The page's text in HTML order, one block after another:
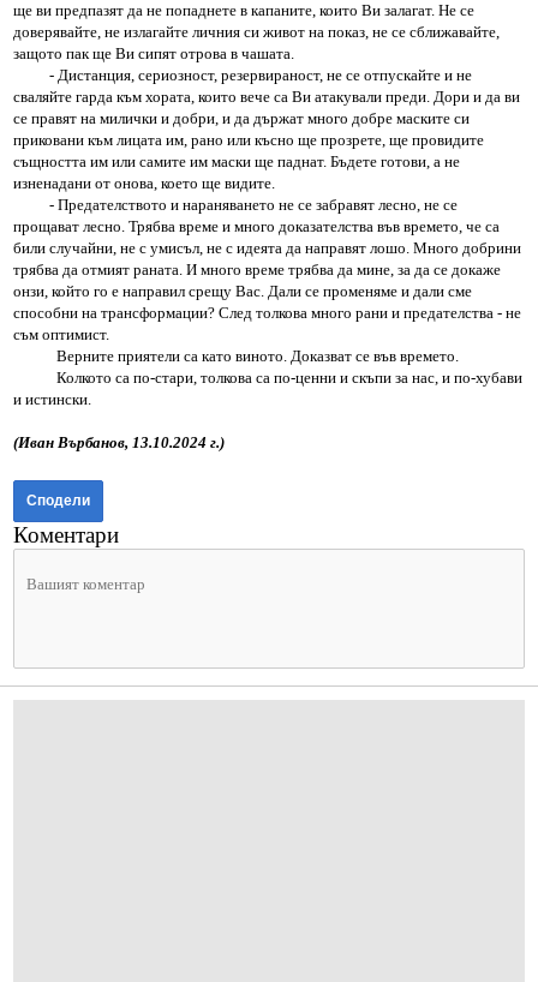
ще ви предпазят да не попаднете в капаните, които Ви залагат. Не се
доверявайте, не излагайте личния си живот на показ, не се сближавайте,
защото пак ще Ви сипят отрова в чашата.
- Дистанция, сериозност, резервираност, не се отпускайте и не
сваляйте гарда към хората, които вече са Ви атакували преди. Дори и да ви
се правят на милички и добри, и да държат много добре маските си
приковани към лицата им, рано или късно ще прозрете, ще провидите
същността им или самите им маски ще паднат. Бъдете готови, а не
изненадани от онова, което ще видите.
- Предателството и нараняването не се забравят лесно, не се
прощават лесно. Трябва време и много доказателства във времето, че са
били случайни, не с умисъл, не с идеята да направят лошо. Много добрини
трябва да отмият раната. И много време трябва да мине, за да се докаже
онзи, който го е направил срещу Вас. Дали се променяме и дали сме
способни на трансформации? След толкова много рани и предателства - не
съм оптимист.
Верните приятели са като виното. Доказват се във времето.
Колкото са по-стари, толкова са по-ценни и скъпи за нас, и по-хубави
и истински.
(Иван Върбанов, 13.10.2024 г.)
Сподели
Коментари